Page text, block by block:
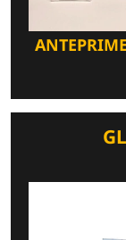
ANTEPRIME